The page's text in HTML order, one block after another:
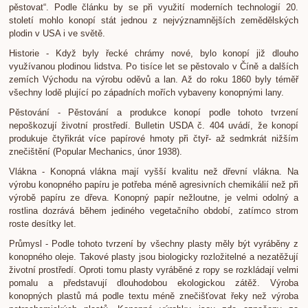
pěstovat“. Podle článku by se při využití moderních technologií 20.
století mohlo konopí stát jednou z nejvýznamnějších zemědělských
plodin v USA i ve světě.
Historie - Když byly řecké chrámy nové, bylo konopí již dlouho
využívanou plodinou lidstva. Po tisíce let se pěstovalo v Číně a dalších
zemích Východu na výrobu oděvů a lan. Až do roku 1860 byly téměř
všechny lodě plující po západních mořích vybaveny konopnými lany.
Pěstování - Pěstování a produkce konopí podle tohoto tvrzení
nepoškozují životní prostředí. Bulletin USDA č. 404 uvádí, že konopí
produkuje čtyřikrát více papírové hmoty při čtyř- až sedmkrát nižším
znečištění (Popular Mechanics, únor 1938).
Vlákna - Konopná vlákna mají vyšší kvalitu než dřevní vlákna. Na
výrobu konopného papíru je potřeba méně agresivních chemikálií než při
výrobě papíru ze dřeva. Konopný papír nežloutne, je velmi odolný a
rostlina dozrává během jediného vegetačního období, zatímco strom
roste desítky let.
Průmysl - Podle tohoto tvrzení by všechny plasty měly být vyráběny z
konopného oleje. Takové plasty jsou biologicky rozložitelné a nezatěžují
životní prostředí. Oproti tomu plasty vyráběné z ropy se rozkládají velmi
pomalu a představují dlouhodobou ekologickou zátěž. Výroba
konopných plastů má podle textu méně znečišťovat řeky než výroba